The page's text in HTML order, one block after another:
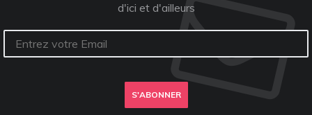
d'ici et d'ailleurs
S'ABONNER